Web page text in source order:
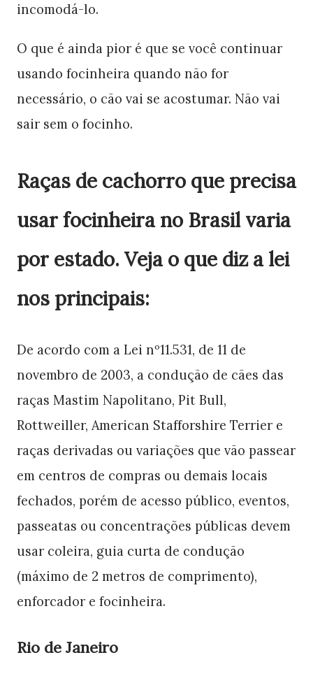
incomodá-lo.
O que é ainda pior é que se você continuar
usando focinheira quando não for
necessário, o cão vai se acostumar. Não vai
sair sem o focinho.
Raças de cachorro que precisa
usar focinheira no Brasil varia
por estado. Veja o que diz a lei
nos principais:
De acordo com a Lei nº11.531, de 11 de
novembro de 2003, a condução de cães das
raças Mastim Napolitano, Pit Bull,
Rottweiller, American Stafforshire Terrier e
raças derivadas ou variações que vão passear
em centros de compras ou demais locais
fechados, porém de acesso público, eventos,
passeatas ou concentrações públicas devem
usar coleira, guia curta de condução
(máximo de 2 metros de comprimento),
enforcador e focinheira.
Rio de Janeiro